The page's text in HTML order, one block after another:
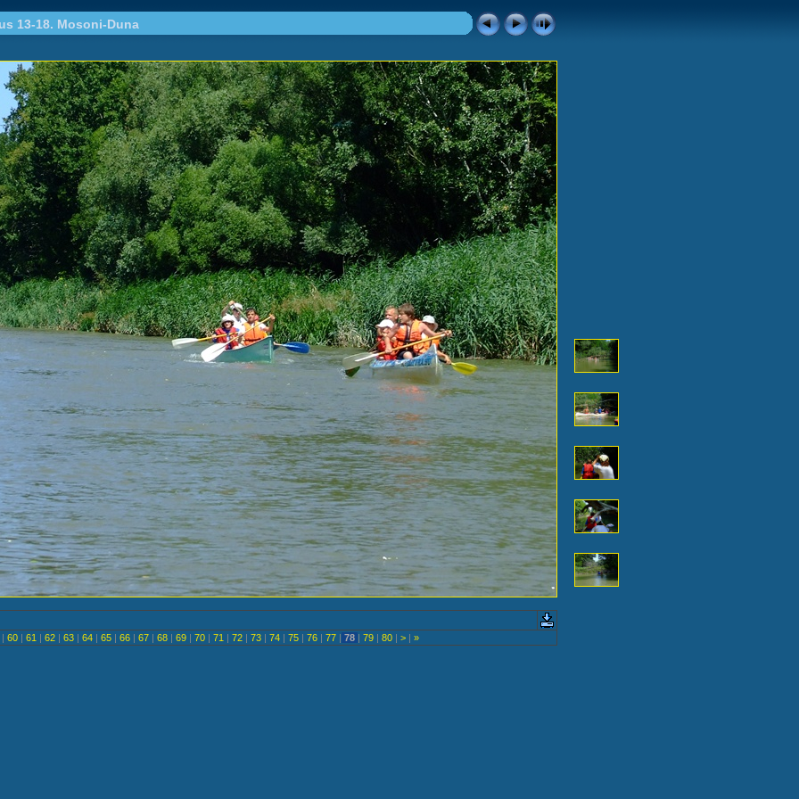
13-18. Mosoni-Duna
| 60 | 61 | 62 | 63 | 64 | 65 | 66 | 67 | 68 | 69 | 70 | 71 | 72 | 73 | 74 | 75 | 76 | 77 | 78 | 79 | 80 | > | »